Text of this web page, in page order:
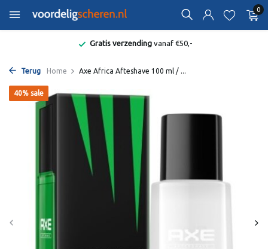
0
Gratis verzendingvanaf €50,-
Terug Home Axe Africa Afteshave 100 ml / ...
40% sale